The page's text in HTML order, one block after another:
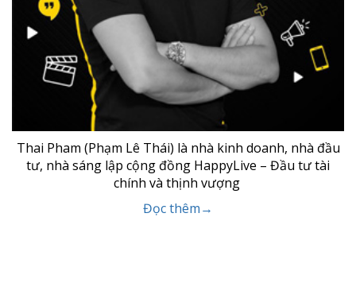
Thai Pham (Phạm Lê Thái) là nhà kinh doanh, nhà đầu
tư, nhà sáng lập cộng đồng HappyLive – Đầu tư tài
chính và thịnh vượng
Đọc thêm→